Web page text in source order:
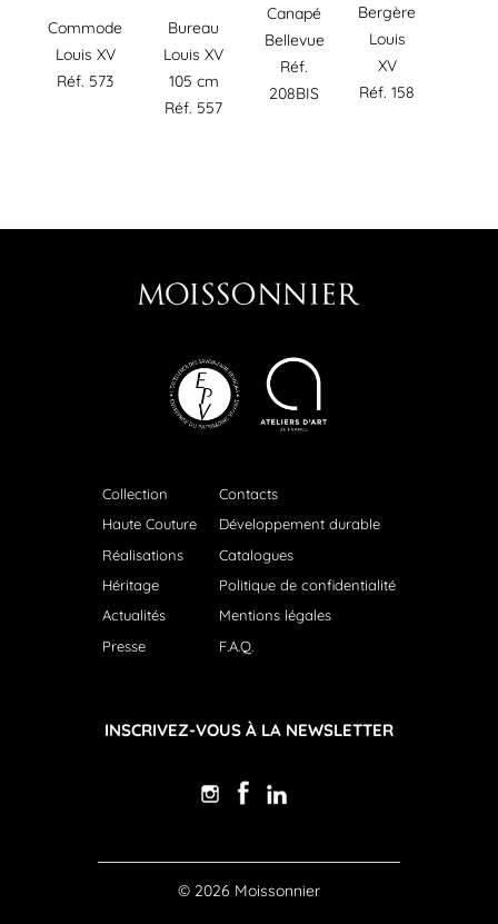
Commode
Louis XV
Réf. 573
Bureau
Louis XV
105 cm
Réf. 557
Canapé
Bellevue
Réf.
208BIS
Bergère
Louis
XV
Réf. 158
Collection
Haute Couture
Réalisations
Héritage
Actualités
Presse
Contacts
Développement durable
Catalogues
Politique de confidentialité
Mentions légales
F.A.Q.
INSCRIVEZ-VOUS À LA NEWSLETTER
© 2026 Moissonnier